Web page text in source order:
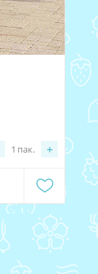
+
1 пак.